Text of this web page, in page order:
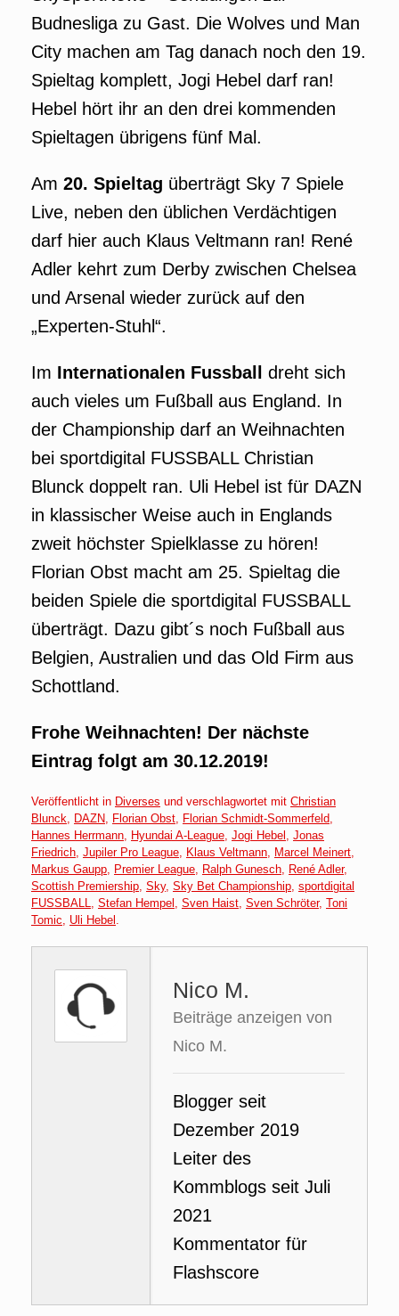
Budnesliga zu Gast. Die Wolves und Man
City machen am Tag danach noch den 19.
Spieltag komplett, Jogi Hebel darf ran!
Hebel hört ihr an den drei kommenden
Spieltagen übrigens fünf Mal.
Am 20. Spieltag überträgt Sky 7 Spiele
Live, neben den üblichen Verdächtigen
darf hier auch Klaus Veltmann ran! René
Adler kehrt zum Derby zwischen Chelsea
und Arsenal wieder zurück auf den
„Experten-Stuhl“.
Im Internationalen Fussball
dreht sich
auch vieles um Fußball aus England. In
der Championship darf an Weihnachten
bei sportdigital FUSSBALL Christian
Blunck doppelt ran. Uli Hebel ist für DAZN
in klassischer Weise auch in Englands
zweit höchster Spielklasse zu hören!
Florian Obst macht am 25. Spieltag die
beiden Spiele die sportdigital FUSSBALL
überträgt. Dazu gibt´s noch Fußball aus
Belgien, Australien und das Old Firm aus
Schottland.
Frohe Weihnachten! Der nächste
Eintrag folgt am 30.12.2019!
Veröffentlicht in Diverses und verschlagwortet mit Christian
Blunck
DAZN Florian Obst Florian Schmidt-Sommerfeld
Hannes Herrmann Hyundai A-League Jogi Hebel Jonas
Friedrich Jupiler Pro League Klaus Veltmann Marcel Meinert
Markus Gaupp Premier League Ralph Gunesch René Adler,
Scottish Premiership Sky, Sky Bet Championship sportdigital
FUSSBALL
Stefan Hempel Sven Haist Sven Schröter, Toni
Tomic
Uli Hebel
Nico M.
Beiträge anzeigen von
Nico M.
Blogger seit
Dezember 2019
Leiter des
Kommblogs seit Juli
2021
Kommentator für
Flashscore